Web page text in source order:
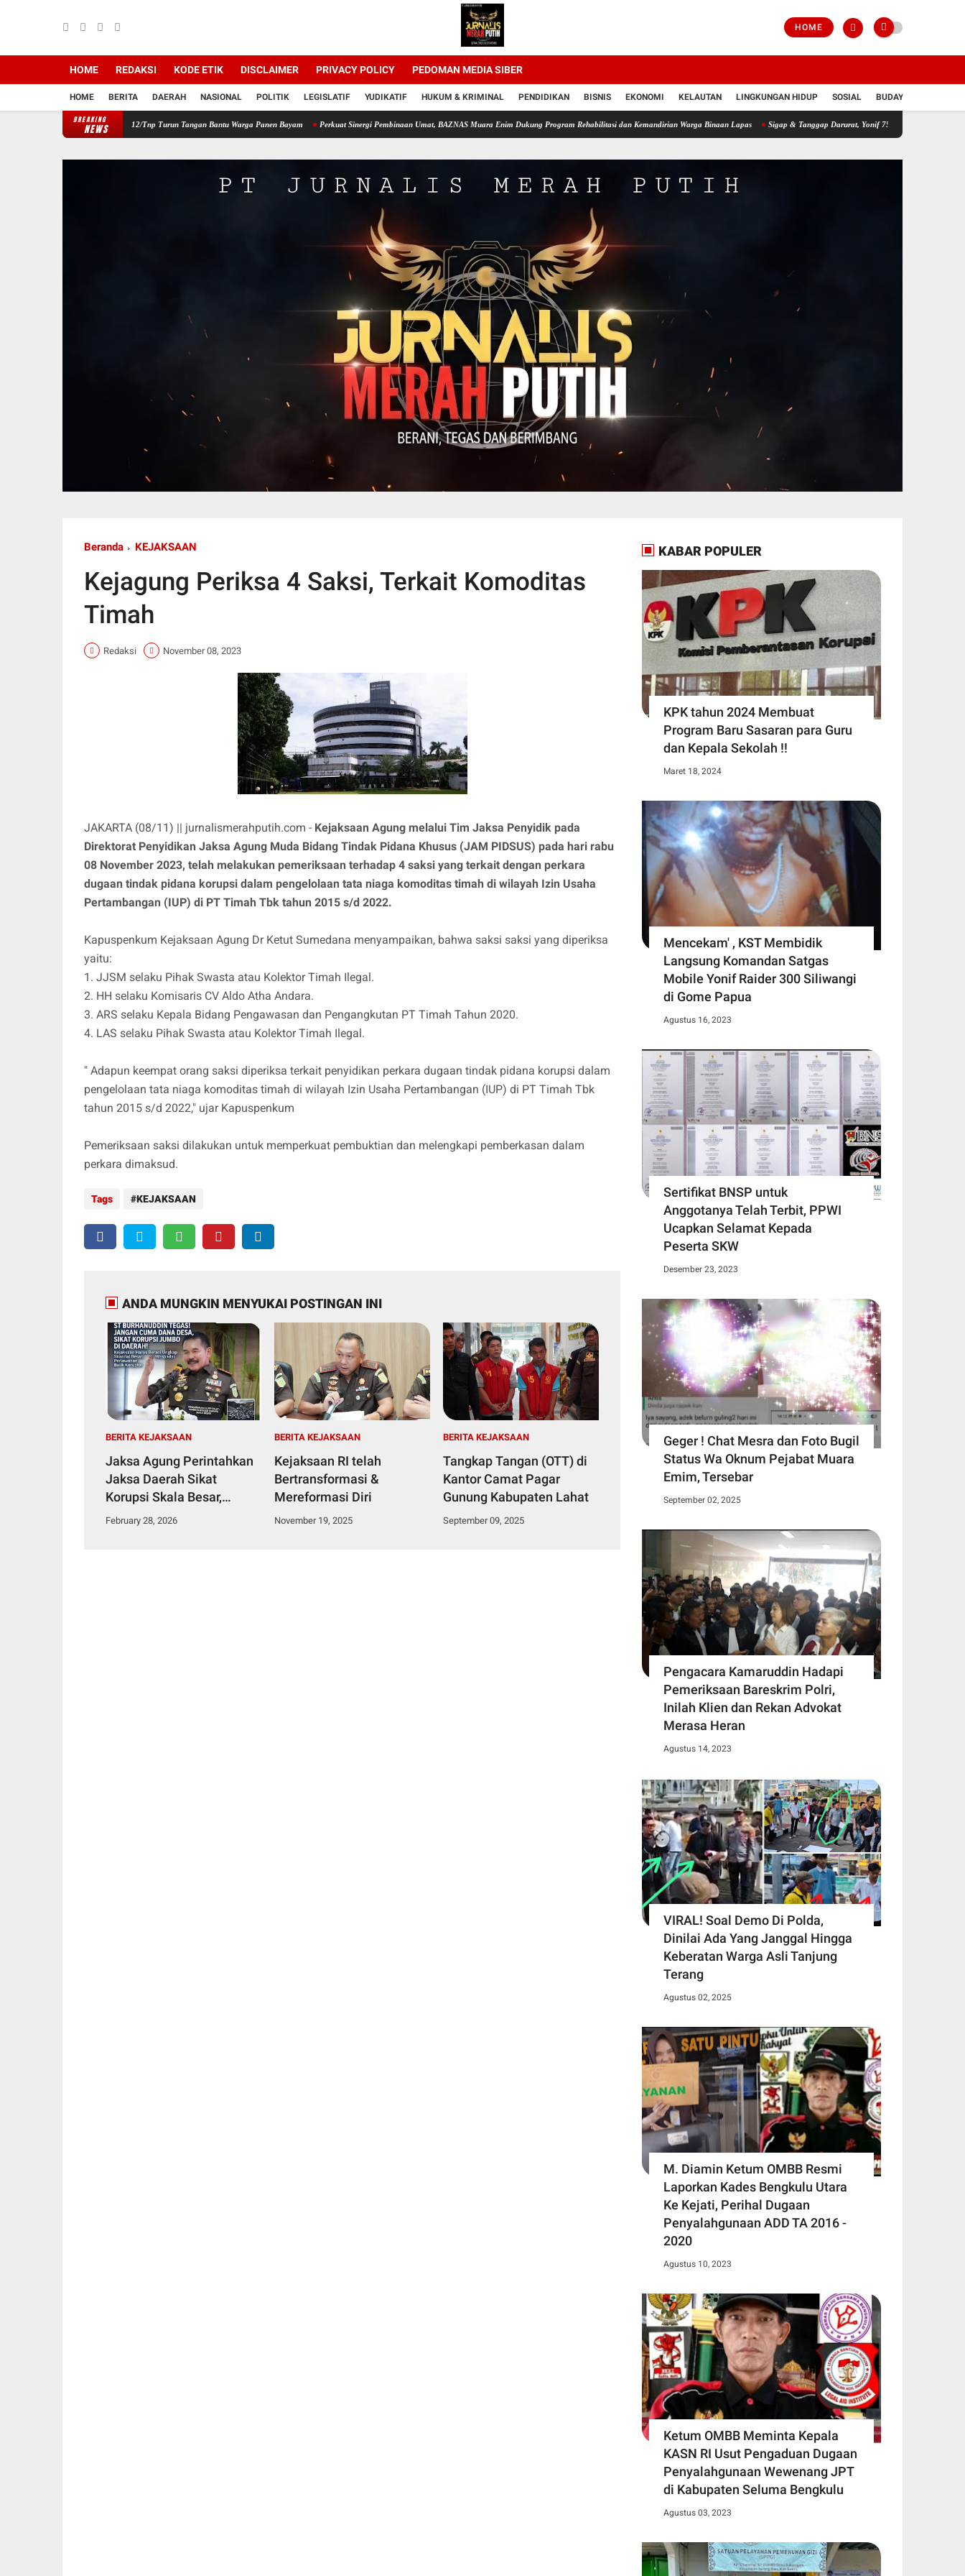
HOME
HOME REDAKSI KODE ETIK DISCLAIMER PRIVACY POLICY PEDOMAN MEDIA SIBER
HOME BERITA DAERAH NASIONAL POLITIK LEGISLATIF YUDIKATIF HUKUM & KRIMINAL PENDIDIKAN BISNIS EKONOMI KELAUTAN LINGKUNGAN HIDUP SOSIAL BUDAYA
BREAKING
NEWS
Babinsa Koramil 12/Tnp Turun Tangan Bantu Warga Panen Bayam Perkuat Sinergi Pembinaan Umat, BAZNAS Muara Enim Dukung Program Rehabilitasi dan Kemandirian Warga Binaan Lapas Sigap & Tanggap Darurat, Yonif 751/VJS Bantu Penanganan Warga
Beranda KEJAKSAAN
Kejagung Periksa 4 Saksi, Terkait Komoditas
Timah
Redaksi November 08, 2023
JAKARTA (08/11) || jurnalismerahputih.com - Kejaksaan Agung melalui Tim Jaksa Penyidik pada
Direktorat Penyidikan Jaksa Agung Muda Bidang Tindak Pidana Khusus (JAM PIDSUS) pada hari rabu
08 November 2023, telah melakukan pemeriksaan terhadap 4 saksi yang terkait dengan perkara
dugaan tindak pidana korupsi dalam pengelolaan tata niaga komoditas timah di wilayah Izin Usaha
Pertambangan (IUP) di PT Timah Tbk tahun 2015 s/d 2022.
Kapuspenkum Kejaksaan Agung Dr Ketut Sumedana menyampaikan, bahwa saksi saksi yang diperiksa
yaitu:
1. JJSM selaku Pihak Swasta atau Kolektor Timah Ilegal.
2. HH selaku Komisaris CV Aldo Atha Andara.
3. ARS selaku Kepala Bidang Pengawasan dan Pengangkutan PT Timah Tahun 2020.
4. LAS selaku Pihak Swasta atau Kolektor Timah Ilegal.
" Adapun keempat orang saksi diperiksa terkait penyidikan perkara dugaan tindak pidana korupsi dalam
pengelolaan tata niaga komoditas timah di wilayah Izin Usaha Pertambangan (IUP) di PT Timah Tbk
tahun 2015 s/d 2022," ujar Kapuspenkum
Pemeriksaan saksi dilakukan untuk memperkuat pembuktian dan melengkapi pemberkasan dalam
perkara dimaksud.
Tags KEJAKSAAN
ANDA MUNGKIN MENYUKAI POSTINGAN INI
BERITA KEJAKSAAN
Jaksa Agung Perintahkan
Jaksa Daerah Sikat
Korupsi Skala Besar,
Jangan Cuma Dana Desa!
February 28, 2026
BERITA KEJAKSAAN
Kejaksaan RI telah
Bertransformasi &
Mereformasi Diri
November 19, 2025
BERITA KEJAKSAAN
Tangkap Tangan (OTT) di
Kantor Camat Pagar
Gunung Kabupaten Lahat
September 09, 2025
KABAR POPULER
KPK tahun 2024 Membuat
Program Baru Sasaran para Guru
dan Kepala Sekolah !!
Maret 18, 2024
Mencekam' , KST Membidik
Langsung Komandan Satgas
Mobile Yonif Raider 300 Siliwangi
di Gome Papua
Agustus 16, 2023
Sertifikat BNSP untuk
Anggotanya Telah Terbit, PPWI
Ucapkan Selamat Kepada
Peserta SKW
Desember 23, 2023
Geger ! Chat Mesra dan Foto Bugil
Status Wa Oknum Pejabat Muara
Emim, Tersebar
September 02, 2025
Pengacara Kamaruddin Hadapi
Pemeriksaan Bareskrim Polri,
Inilah Klien dan Rekan Advokat
Merasa Heran
Agustus 14, 2023
VIRAL! Soal Demo Di Polda,
Dinilai Ada Yang Janggal Hingga
Keberatan Warga Asli Tanjung
Terang
Agustus 02, 2025
M. Diamin Ketum OMBB Resmi
Laporkan Kades Bengkulu Utara
Ke Kejati, Perihal Dugaan
Penyalahgunaan ADD TA 2016 -
2020
Agustus 10, 2023
Ketum OMBB Meminta Kepala
KASN RI Usut Pengaduan Dugaan
Penyalahgunaan Wewenang JPT
di Kabupaten Seluma Bengkulu
Agustus 03, 2023